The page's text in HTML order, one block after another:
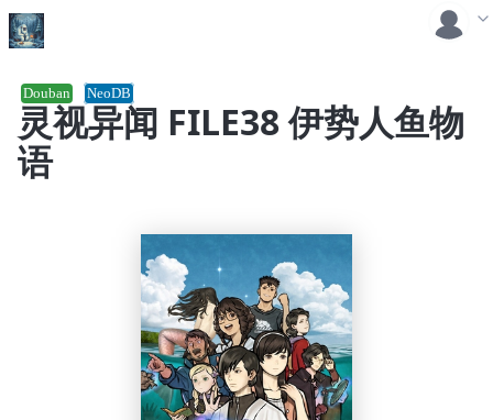
灵视异闻 FILE38 伊势人鱼物
语
Douban NeoDB